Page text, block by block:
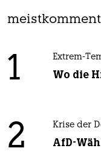
1 Extrem-
Wo die
2 Krise der
AfD-